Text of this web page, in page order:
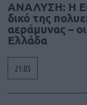
ΑΝΑΛΥΣΗ: Η
δικό της
αεράμυνας –
Ελλάδα
21:05